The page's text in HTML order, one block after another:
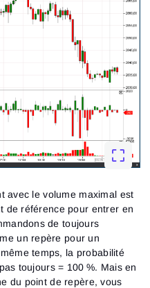
avec le volume maximal est
de référence pour entrer en
de toujours
un repère pour un
temps, la probabilité
toujours = 100 %. Mais en
du point de repère, vous